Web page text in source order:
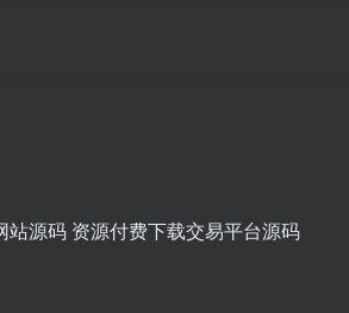
站源码 资源付费下载交易平台源码